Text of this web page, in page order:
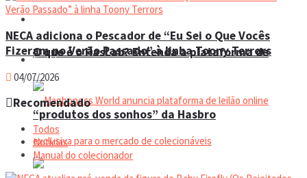
O que é o HasLab? Entenda a plataforma de
“produtos dos sonhos” da Hasbro
Espaço do colecionador
Eventos
NECA adiciona o Pescador de “Eu Sei o Que Vocês
Fizeram no Verão Passado” à linha Toony Terrors
04/07/2026
Recomendado
Todos
Notícias
Manual do colecionador